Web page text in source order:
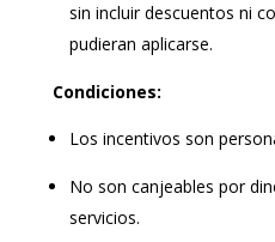
sin incluir descuentos ni
pudieran aplicarse.
Condiciones:
Los incentivos son
No son canjeables por
servicios.